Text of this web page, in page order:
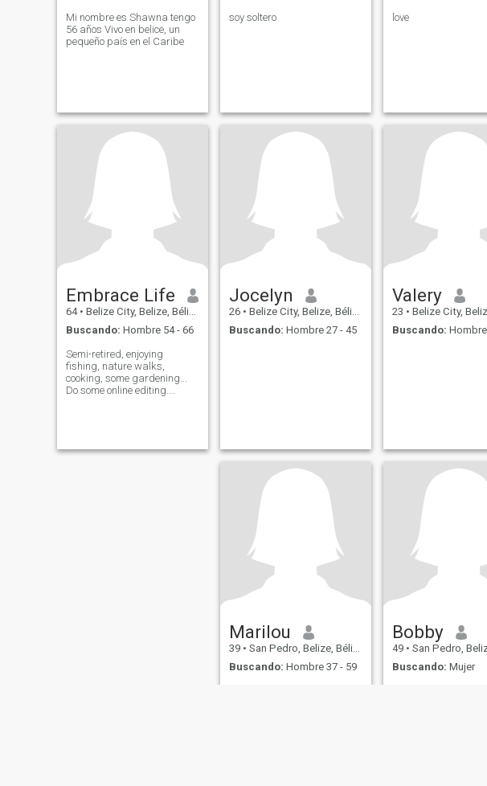
Mi nombre es Shawna tengo
56 años Vivo en belice, un
pequeño país en el Caribe
soy soltero
love
Embrace Life
64 • Belize City, Belize, Bélize
Buscando: Hombre 54 - 66
Semi-retired, enjoying
fishing, nature walks,
cooking, some gardening...
Do some online editing.
Jocelyn
26 • Belize City, Belize, Bélize
Buscando: Hombre 27 - 45
Valery
23 • Belize City,
Buscando:
Marilou
39 • San Pedro, Belize, Bélize
Buscando: Hombre 37 - 59
Bobby
49 • San Pedro,
Buscando: Mujer